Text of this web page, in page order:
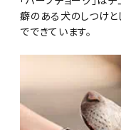
癖のある犬のしつけ
でできています。